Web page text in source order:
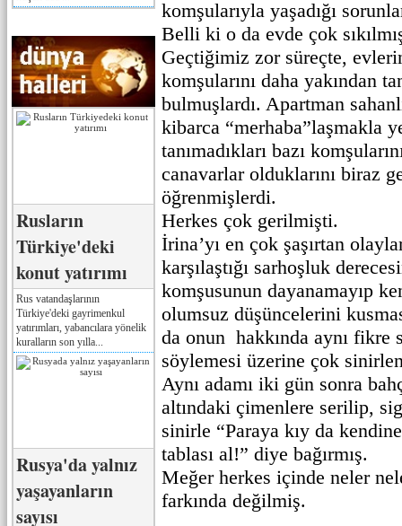
Rusların
Türkiye'deki
konut yatırımı
Rus vatandaşlarının
Türkiye'deki gayrimenkul
yatırımları, yabancılara yönelik
kuralların son yılla...
Rusya'da yalnız
yaşayanların
sayısı
komşularıyla yaşadığı
Belli ki o da evde çok
Geçtiğimiz zor süreçte,
komşularını daha yakından
bulmuşlardı. Apartman
kibarca “merhaba”laşmakla
tanımadıkları bazı
canavarlar olduklarını biraz
öğrenmişlerdi.
Herkes çok gerilmişti.
İrina’yı en çok şaşırtan
karşılaştığı sarhoşluk
komşusunun dayanamayıp
olumsuz düşüncelerini
da onun hakkında aynı fikre
söylemesi üzerine çok
Aynı adamı iki gün sonra
altındaki çimenlere serilip,
sinirle “Paraya kıy da
tablası al!” diye bağırmış.
Meğer herkes içinde neler
farkında değilmiş.